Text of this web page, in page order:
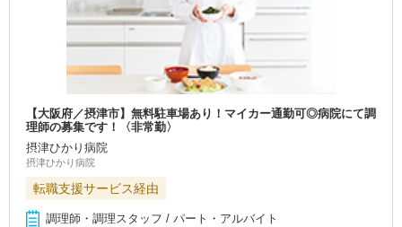
【大阪府／摂津市】無料駐車場あり！マイカー通勤可◎病院にて調
理師の募集です！〈非常勤〉
摂津ひかり病院
摂津ひかり病院
転職支援サービス経由
調理師・調理スタッフ / パート・アルバイト